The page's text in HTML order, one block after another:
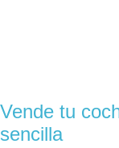
Vende tu
sencilla